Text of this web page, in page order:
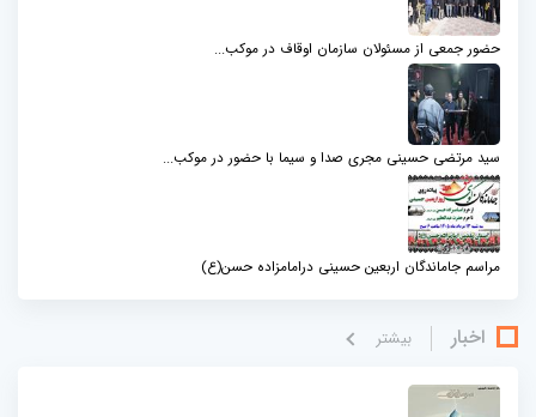
حضور جمعی از مسئولان سازمان اوقاف در موکب...
سید مرتضی حسینی مجری صدا و سیما با حضور در موکب...
مراسم جاماندگان اربعین حسینی درامامزاده حسن(ع)
اخبار بيشتر